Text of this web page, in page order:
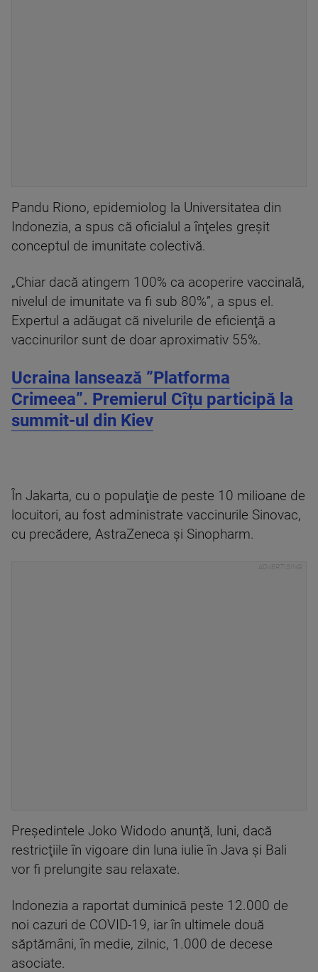
Pandu Riono, epidemiolog la Universitatea din
Indonezia, a spus că oficialul a înţeles greşit
conceptul de imunitate colectivă.
„Chiar dacă atingem 100% ca acoperire vaccinală,
nivelul de imunitate va fi sub 80%”, a spus el.
Expertul a adăugat că nivelurile de eficienţă a
vaccinurilor sunt de doar aproximativ 55%.
Ucraina lansează ”Platforma
Crimeea”. Premierul Cîțu participă la
summit-ul din Kiev
În Jakarta, cu o populaţie de peste 10 milioane de
locuitori, au fost administrate vaccinurile Sinovac,
cu precădere, AstraZeneca şi Sinopharm.
Preşedintele Joko Widodo anunţă, luni, dacă
restricţiile în vigoare din luna iulie în Java şi Bali
vor fi prelungite sau relaxate.
Indonezia a raportat duminică peste 12.000 de
noi cazuri de COVID-19, iar în ultimele două
săptămâni, în medie, zilnic, 1.000 de decese
asociate.